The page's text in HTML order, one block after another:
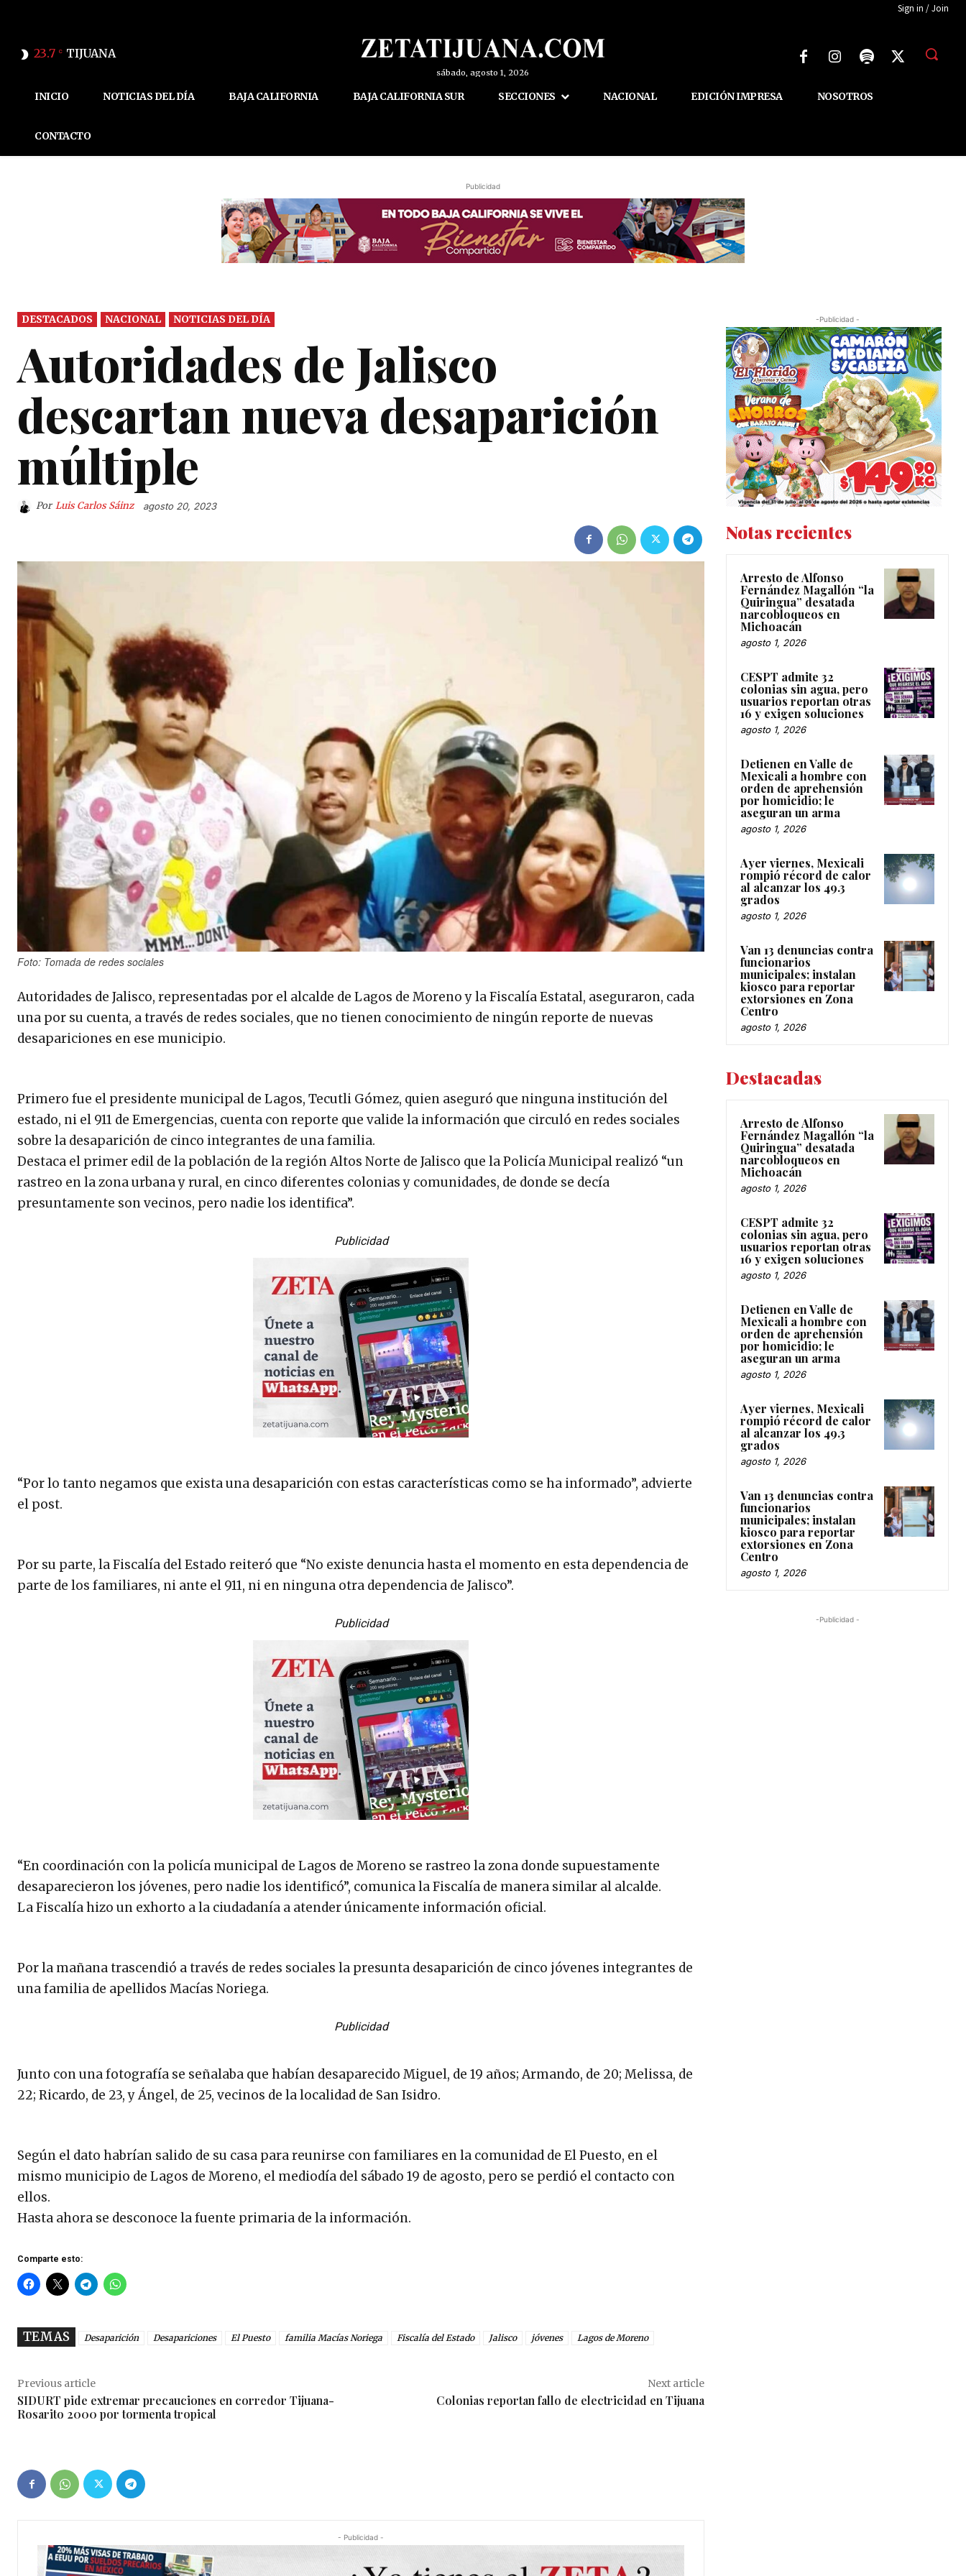
Sign in / Join
23.7 C TIJUANA
sábado, agosto 1, 2026
INICIO NOTICIAS DEL DÍA BAJA CALIFORNIA BAJA CALIFORNIA SUR SECCIONES NACIONAL EDICIÓN IMPRESA NOSOTROS
CONTACTO
Publicidad
DESTACADOS NACIONAL NOTICIAS DEL DÍA
Autoridades de Jalisco
descartan nueva desaparición
múltiple
Por Luis Carlos Sáinz agosto 20, 2023
Foto: Tomada de redes sociales
Autoridades de Jalisco, representadas por el alcalde de Lagos de Moreno y la Fiscalía Estatal, aseguraron, cada
una por su cuenta, a través de redes sociales, que no tienen conocimiento de ningún reporte de nuevas
desapariciones en ese municipio.
Primero fue el presidente municipal de Lagos, Tecutli Gómez, quien aseguró que ninguna institución del
estado, ni el 911 de Emergencias, cuenta con reporte que valide la información que circuló en redes sociales
sobre la desaparición de cinco integrantes de una familia.
Destaca el primer edil de la población de la región Altos Norte de Jalisco que la Policía Municipal realizó “un
rastreo en la zona urbana y rural, en cinco diferentes colonias y comunidades, de donde se decía
presuntamente son vecinos, pero nadie los identifica”.
Publicidad
“Por lo tanto negamos que exista una desaparición con estas características como se ha informado”, advierte
el post.
Por su parte, la Fiscalía del Estado reiteró que “No existe denuncia hasta el momento en esta dependencia de
parte de los familiares, ni ante el 911, ni en ninguna otra dependencia de Jalisco”.
Publicidad
“En coordinación con la policía municipal de Lagos de Moreno se rastreo la zona donde supuestamente
desaparecieron los jóvenes, pero nadie los identificó”, comunica la Fiscalía de manera similar al alcalde.
La Fiscalía hizo un exhorto a la ciudadanía a atender únicamente información oficial.
Por la mañana trascendió a través de redes sociales la presunta desaparición de cinco jóvenes integrantes de
una familia de apellidos Macías Noriega.
Publicidad
Junto con una fotografía se señalaba que habían desaparecido Miguel, de 19 años; Armando, de 20; Melissa, de
22; Ricardo, de 23, y Ángel, de 25, vecinos de la localidad de San Isidro.
Según el dato habrían salido de su casa para reunirse con familiares en la comunidad de El Puesto, en el
mismo municipio de Lagos de Moreno, el mediodía del sábado 19 de agosto, pero se perdió el contacto con
ellos.
Hasta ahora se desconoce la fuente primaria de la información.
Comparte esto:
TEMAS Desaparición Desapariciones El Puesto familia Macías Noriega Fiscalía del Estado Jalisco jóvenes Lagos de Moreno
Previous article
SIDURT pide extremar precauciones en corredor Tijuana-
Rosarito 2000 por tormenta tropical
Next article
Colonias reportan fallo de electricidad en Tijuana
- Publicidad -
-Publicidad -
Notas recientes
Arresto de Alfonso
Fernández Magallón “la
Quiringua” desatada
narcobloqueos en
Michoacán
agosto 1, 2026
CESPT admite 32
colonias sin agua, pero
usuarios reportan otras
16 y exigen soluciones
agosto 1, 2026
Detienen en Valle de
Mexicali a hombre con
orden de aprehensión
por homicidio; le
aseguran un arma
agosto 1, 2026
Ayer viernes, Mexicali
rompió récord de calor
al alcanzar los 49.3
grados
agosto 1, 2026
Van 13 denuncias contra
funcionarios
municipales; instalan
kiosco para reportar
extorsiones en Zona
Centro
agosto 1, 2026
Destacadas
Arresto de Alfonso
Fernández Magallón “la
Quiringua” desatada
narcobloqueos en
Michoacán
agosto 1, 2026
CESPT admite 32
colonias sin agua, pero
usuarios reportan otras
16 y exigen soluciones
agosto 1, 2026
Detienen en Valle de
Mexicali a hombre con
orden de aprehensión
por homicidio; le
aseguran un arma
agosto 1, 2026
Ayer viernes, Mexicali
rompió récord de calor
al alcanzar los 49.3
grados
agosto 1, 2026
Van 13 denuncias contra
funcionarios
municipales; instalan
kiosco para reportar
extorsiones en Zona
Centro
agosto 1, 2026
-Publicidad -